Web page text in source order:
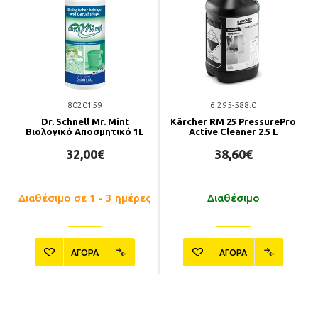
8020159
Dr. Schnell Mr. Mint
Βιολογικό Αποσμητικό 1L
32,00€
Διαθέσιμο σε 1 - 3 ημέρες
ΑΓΟΡΑ
6.295-588.0
Kärcher RM 25 PressurePro
Active Cleaner 2.5 L
38,60€
Διαθέσιμο
ΑΓΟΡΑ